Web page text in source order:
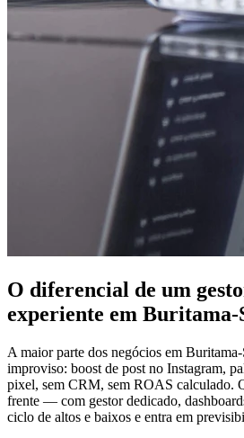
O diferencial de um
experiente em Buritama-
A maior parte dos negócios em
improviso: boost de post no Instagram,
pixel, sem CRM, sem ROAS calculado.
frente — com gestor dedicado,
ciclo de altos e baixos e entra em